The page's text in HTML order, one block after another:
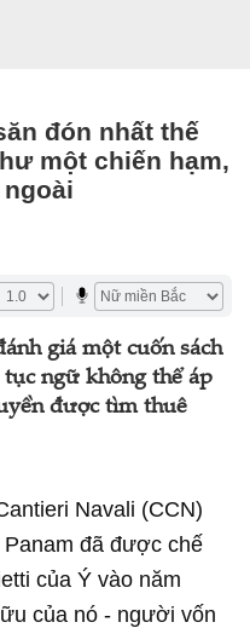
đón nhất thế
một chiến hạm,
giá một cuốn sách
tục ngữ không thể áp
được tìm thuê
Navali (CCN)
đã được chế
của Ý vào năm
của nó - người vốn